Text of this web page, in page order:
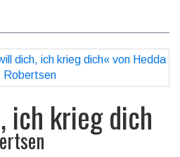
ich krieg dich